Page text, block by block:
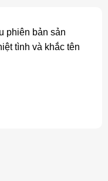
phiên bản sản
tình và khắc tên